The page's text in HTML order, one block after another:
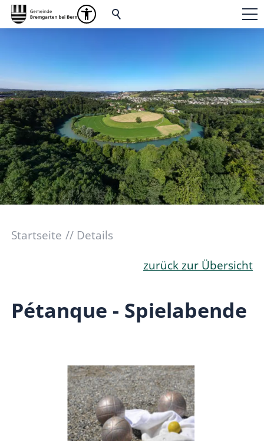
Startseite
Details
zurück zur Übersicht
Pétanque - Spielabende